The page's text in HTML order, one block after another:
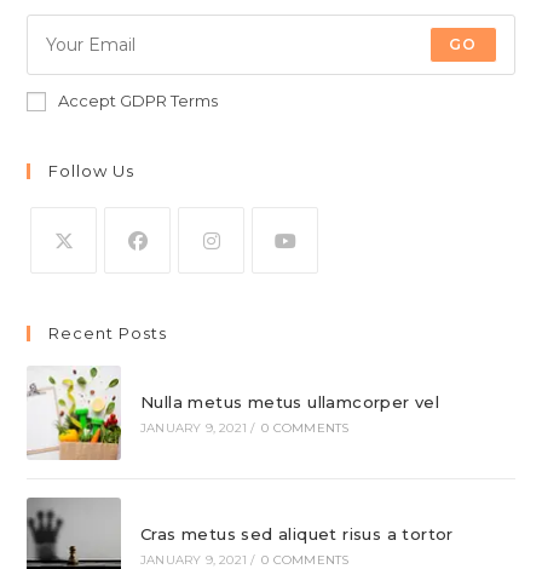
GO
Accept GDPR Terms
Follow Us
a
new
tab
new
tab
tab
tab
Recent Posts
Nulla metus metus ullamcorper vel
JANUARY 9, 2021 / 0 COMMENTS
Cras metus sed aliquet risus a tortor
JANUARY 9, 2021 / 0 COMMENTS